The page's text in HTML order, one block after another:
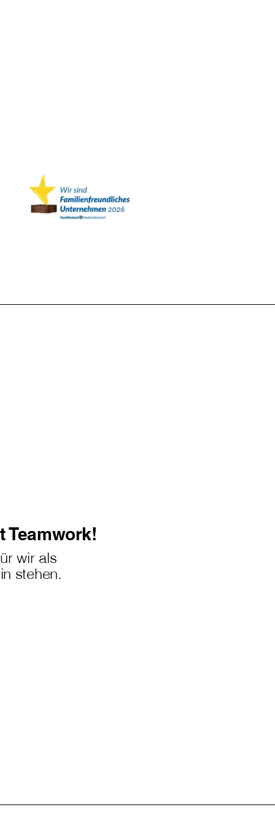
Teamwork!
wir als
stehen.